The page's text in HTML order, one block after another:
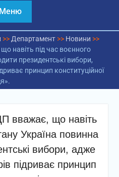
Меню
>> Департамент>> Новини >>
навіть під час воєнного
президентські вибори,
принцип конституційної
вважає, що навіть
Україна повинна
вибори, адже
підриває принцип